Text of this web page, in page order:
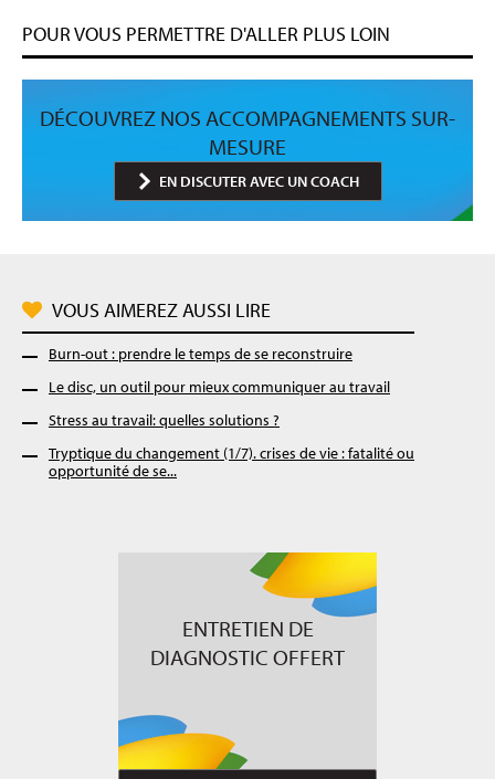
POUR VOUS PERMETTRE D'ALLER PLUS LOIN
DÉCOUVREZ NOS ACCOMPAGNEMENTS SUR-
MESURE
EN DISCUTER AVEC UN COACH
VOUS AIMEREZ AUSSI LIRE
Burn-out : prendre le temps de se reconstruire
Le disc, un outil pour mieux communiquer au travail
Stress au travail: quelles solutions ?
Tryptique du changement (1/7). crises de vie : fatalité ou
opportunité de se...
ENTRETIEN DE
DIAGNOSTIC OFFERT